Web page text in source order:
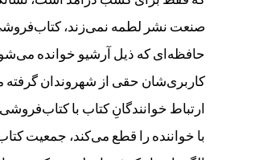
صنعت نشر لطمه نمی‌زند،
حافظه‌ای که ذیل آرشیو خوانده
کاربری‌شان حقی از شهروندان
ارتباط خوانندگانِ کتاب با
با خواننده را قطع می‌کند، جمعیت